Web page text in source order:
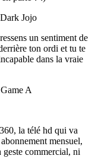
Jojo
un sentiment de
ton ordi et tu te
dans la vraie
A
la télé hd qui va
mensuel,
geste commercial, ni